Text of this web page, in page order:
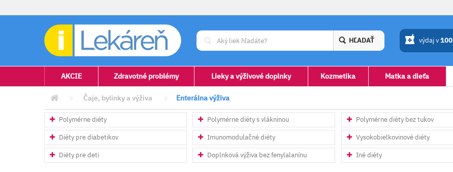
HĽADAŤ výdaj v100
AKCIE Zdravotné problémy Lieky a výživové doplnky Kozmetika Matka a dieťa
> Čaje, bylinky a výživa > Enterálna výživa
Polymérne diéty Polymérne diéty s vlákninou Polymérne diéty bez tukov
Diéty pre diabetikov Imunomodulačné diéty Vysokobielkovinové diéty
Diéty pre deti Doplnková výživa bez fenylalanínu Iné diéty